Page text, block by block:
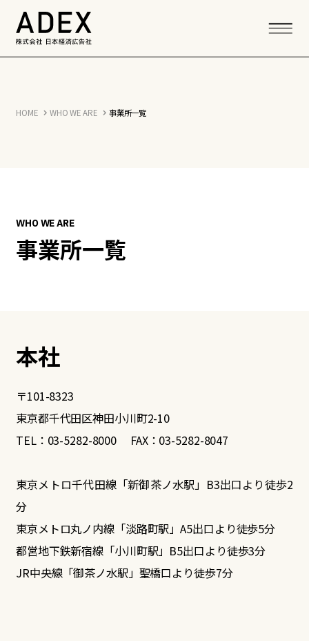
HOME WHO WE ARE 事業所一覧
WHO WE ARE
事業所一覧
本社
〒101-8323
東京都千代田区神田小川町2-10
TEL：03-5282-8000 FAX：03-5282-8047
東京メトロ千代田線「新御茶ノ水駅」B3出口より徒歩2
分
東京メトロ丸ノ内線「淡路町駅」A5出口より徒歩5分
都営地下鉄新宿線「小川町駅」B5出口より徒歩3分
JR中央線「御茶ノ水駅」聖橋口より徒歩7分